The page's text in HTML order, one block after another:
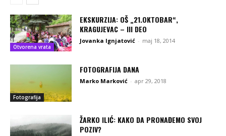
Otvorena vrata
EKSKURZIJA: OŠ „21.OKTOBAR“,
KRAGUJEVAC – III DEO
Jovanka Ignjatović - maj 18, 2014
Fotografija
FOTOGRAFIJA DANA
Marko Marković - apr 29, 2018
ŽARKO ILIĆ: KAKO DA PRONAĐEMO SVOJ
POZIV?